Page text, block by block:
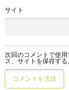
サイト
次回のコメントで使
ス、サイトを保存する